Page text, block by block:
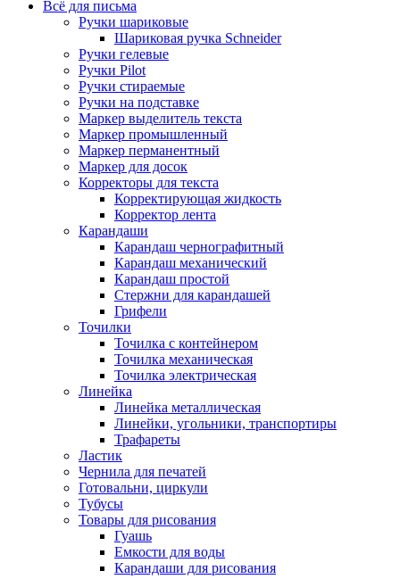
Всё для письма
Ручки шариковые
Шариковая ручка Schneider
Ручки гелевые
Ручки Pilot
Ручки стираемые
Ручки на подставке
Маркер выделитель текста
Маркер промышленный
Маркер перманентный
Маркер для досок
Корректоры для текста
Корректирующая жидкость
Корректор лента
Карандаши
Карандаш чернографитный
Карандаш механический
Карандаш простой
Стержни для карандашей
Грифели
Точилки
Точилка с контейнером
Точилка механическая
Точилка электрическая
Линейка
Линейка металлическая
Линейки, угольники, транспортиры
Трафареты
Ластик
Чернила для печатей
Готовальни, циркули
Тубусы
Товары для рисования
Гуашь
Емкости для воды
Карандаши для рисования